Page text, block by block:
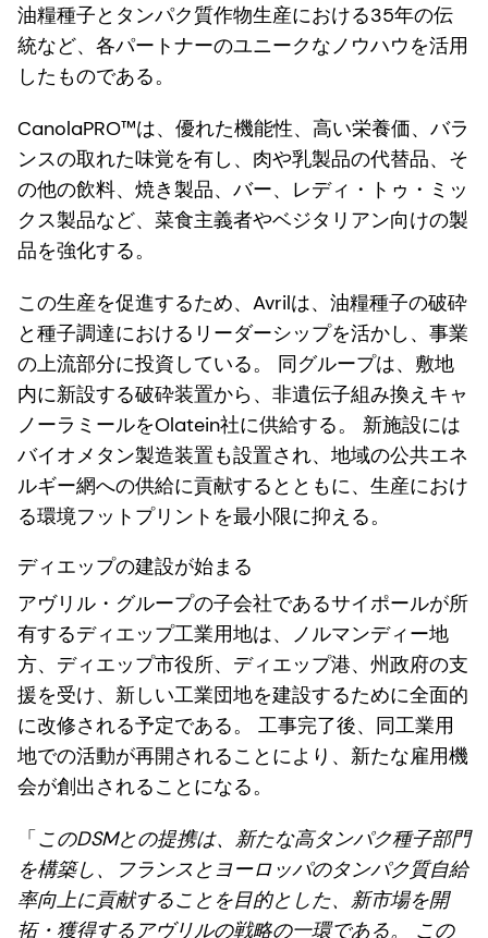
油糧種子とタンパク質作物生産における35年の伝
統など、各パートナーのユニークなノウハウを活用
したものである。
CanolaPRO™は、優れた機能性、高い栄養価、バラ
ンスの取れた味覚を有し、肉や乳製品の代替品、そ
の他の飲料、焼き製品、バー、レディ・トゥ・ミッ
クス製品など、菜食主義者やベジタリアン向けの製
品を強化する。
この生産を促進するため、Avrilは、油糧種子の破砕
と種子調達におけるリーダーシップを活かし、事業
の上流部分に投資している。 同グループは、敷地
内に新設する破砕装置から、非遺伝子組み換えキャ
ノーラミールをOlatein社に供給する。 新施設には
バイオメタン製造装置も設置され、地域の公共エネ
ルギー網への供給に貢献するとともに、生産におけ
る環境フットプリントを最小限に抑える。
ディエップの建設が始まる
アヴリル・グループの子会社であるサイポールが所
有するディエップ工業用地は、ノルマンディー地
方、ディエップ市役所、ディエップ港、州政府の支
援を受け、新しい工業団地を建設するために全面的
に改修される予定である。 工事完了後、同工業用
地での活動が再開されることにより、新たな雇用機
会が創出されることになる。
「このDSMとの提携は、新たな高タンパク種子部門
を構築し、フランスとヨーロッパのタンパク質自給
率向上に貢献することを目的とした、新市場を開
拓・獲得するアヴリルの戦略の一環である。 この